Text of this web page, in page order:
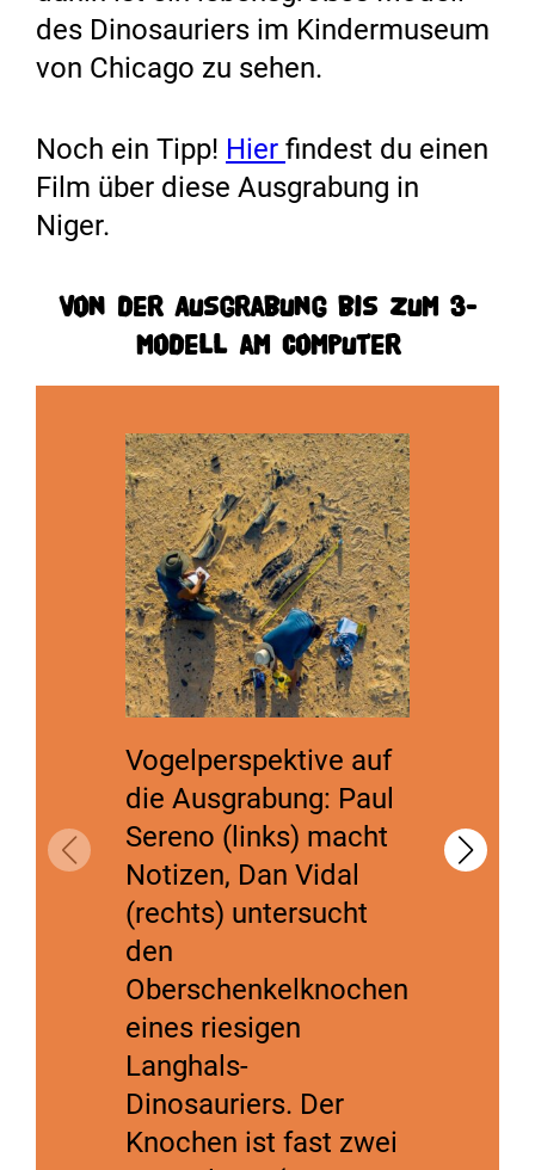
des Dinosauriers im Kindermuseum
von Chicago zu sehen.
Noch ein Tipp! Hier findest du einen
Film über diese Ausgrabung in
Niger.
Von der Ausgrabung bis zum 3-
Modell am Computer
Vogelperspektive auf
die Ausgrabung: Paul
Sereno (links) macht
Notizen, Dan Vidal
(rechts) untersucht
den
Oberschenkelknochen
eines riesigen
Langhals-
Dinosauriers. Der
Knochen ist fast zwei
ersten